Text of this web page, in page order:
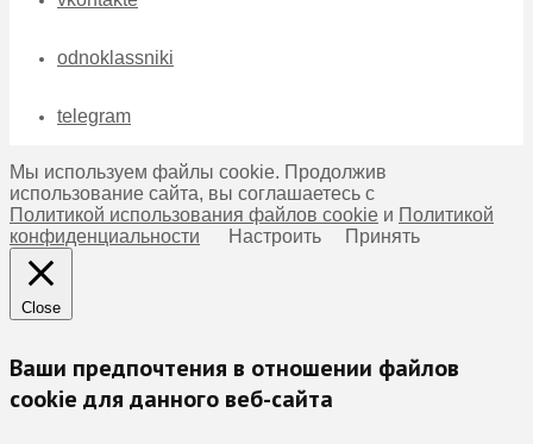
odnoklassniki
telegram
Мы используем файлы cookie. Продолжив
использование сайта, вы соглашаетесь с
Политикой использования файлов cookie и Политикой
конфиденциальности
Настроить Принять
Close
Ваши предпочтения в отношении файлов
cookie для данного веб-сайта